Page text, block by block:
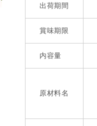
出荷期間
賞味期限
内容量
原材料名